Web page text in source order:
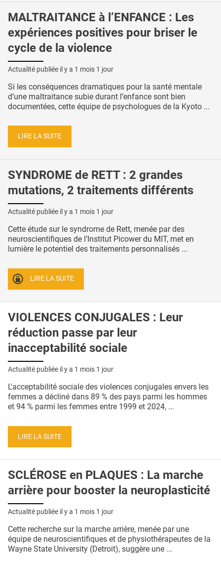
MALTRAITANCE à l’ENFANCE : Les
expériences positives pour briser le
cycle de la violence
Actualité publiée il y a 1 mois 1 jour
Si les conséquences dramatiques pour la santé mentale
d’une maltraitance subie durant l’enfance sont bien
documentées, cette équipe de psychologues de la Kyoto ...
LIRE LA SUITE
SYNDROME de RETT : 2 grandes
mutations, 2 traitements différents
Actualité publiée il y a 1 mois 1 jour
Cette étude sur le syndrome de Rett, menée par des
neuroscientifiques de l’Institut Picower du MIT, met en
lumière le potentiel des traitements personnalisés ...
LIRE LA SUITE
VIOLENCES CONJUGALES : Leur
réduction passe par leur
inacceptabilité sociale
Actualité publiée il y a 1 mois 1 jour
L'acceptabilité sociale des violences conjugales envers les
femmes a décliné dans 89 % des pays parmi les hommes
et 94 % parmi les femmes entre 1999 et 2024, ...
LIRE LA SUITE
SCLÉROSE en PLAQUES : La marche
arrière pour booster la neuroplasticité
Actualité publiée il y a 1 mois 1 jour
Cette recherche sur la marche arrière, menée par une
équipe de neuroscientifiques et de physiothérapeutes de la
Wayne State University (Detroit), suggère une ...